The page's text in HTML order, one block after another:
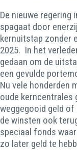
De nieuwe regering
spagaat door
kernuitstap zonder
2025. In het
gedaan om de
een gevulde
Nu vele honderden
oude kerncentrales
weggegooid geld
de winsten ook
speciaal fonds
zo later geld te